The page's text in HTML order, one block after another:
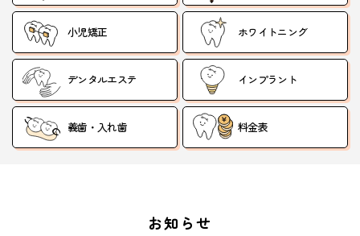
小児矯正 ホワイトニング
デンタルエステ インプラント
義歯・入れ歯 料金表
お知らせ